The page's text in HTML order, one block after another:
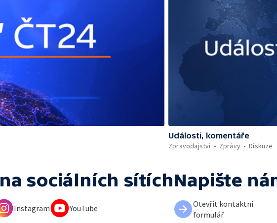
Události, komentáře
Zpravodajství
Zprávy Diskuze
na sociálních sítích
Instagram YouTube
Napište
Otevřít kontaktní
formulář